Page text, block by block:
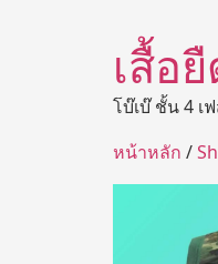
เสื้อ
โบ๊เบ๊ ชั้น 4 เ
หน้าหลัก /